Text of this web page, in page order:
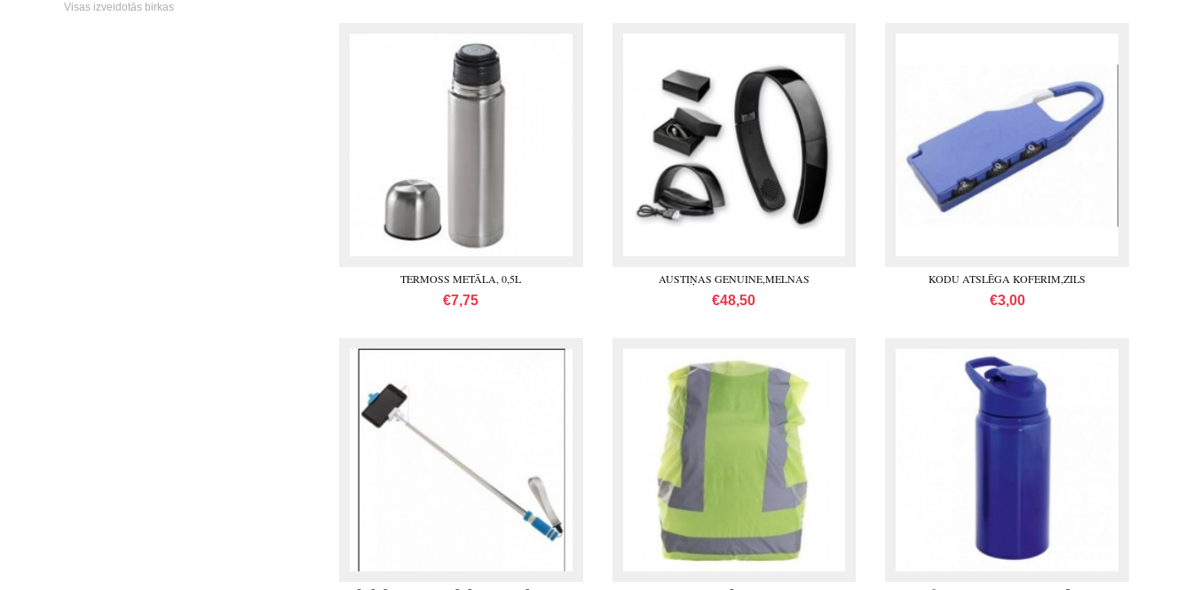
TERMOSS METĀLA, 0,5L
€7,75
AUSTIŅAS GENUINE,MELNAS
€48,50
KODU ATSLĒGA KOFERIM,ZILS
€3,00
Visas izveidotās birkas